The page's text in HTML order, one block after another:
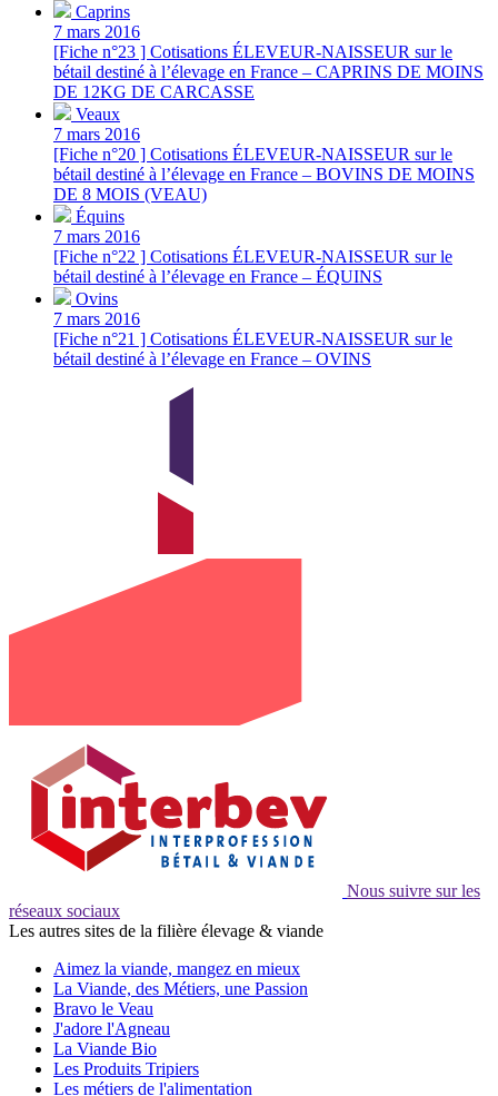
Caprins
7 mars 2016
[Fiche n°23 ] Cotisations ÉLEVEUR-NAISSEUR sur le
bétail destiné à l’élevage en France – CAPRINS DE MOINS
DE 12KG DE CARCASSE
Veaux
7 mars 2016
[Fiche n°20 ] Cotisations ÉLEVEUR-NAISSEUR sur le
bétail destiné à l’élevage en France – BOVINS DE MOINS
DE 8 MOIS (VEAU)
Équins
7 mars 2016
[Fiche n°22 ] Cotisations ÉLEVEUR-NAISSEUR sur le
bétail destiné à l’élevage en France – ÉQUINS
Ovins
7 mars 2016
[Fiche n°21 ] Cotisations ÉLEVEUR-NAISSEUR sur le
bétail destiné à l’élevage en France – OVINS
Nous suivre sur les
réseaux sociaux
Les autres sites de la filière élevage & viande
Aimez la viande, mangez en mieux
La Viande, des Métiers, une Passion
Bravo le Veau
J'adore l'Agneau
La Viande Bio
Les Produits Tripiers
Les métiers de l'alimentation